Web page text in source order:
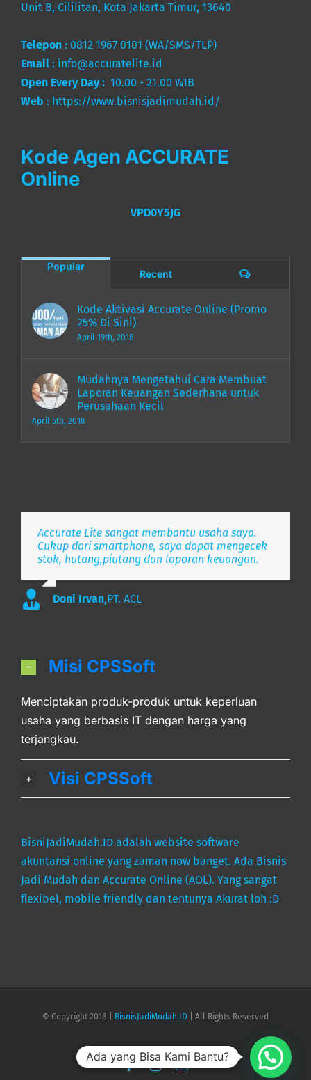
Unit B, Cililitan, Kota Jakarta Timur, 13640
Telepon : 0812 1967 0101 (WA/SMS/TLP)
Email : info@accuratelite.id
Open Every Day : 10.00 - 21.00 WIB
Web : https://www.bisnisjadimudah.id/
Kode Agen ACCURATE
Online
VPD0Y5JG
Popular
Recent Comments
Kode Aktivasi Accurate Online (Promo
25% Di Sini)
April 19th, 2018
Mudahnya Mengetahui Cara Membuat
Laporan Keuangan Sederhana untuk
Perusahaan Kecil
April 5th, 2018
Accurate Lite sangat membantu usaha saya.
Cukup dari smartphone, saya dapat mengecek
stok, hutang,piutang dan laporan keuangan.
Doni Irvan,PT. ACL
Aplikasi pembukuan Zaman Now, i’m Happy.
Simpel, Mobile Friendly, Realtime.
Misi CPSSoft
Menciptakan produk-produk untuk keperluan
usaha yang berbasis IT dengan harga yang
terjangkau.
Visi CPSSoft
BisniJadiMudah.ID adalah website software
akuntansi online yang zaman now banget. Ada Bisnis
Jadi Mudah dan Accurate Online (AOL). Yang sangat
flexibel, mobile friendly dan tentunya Akurat loh :D
© Copyright 2018 | BisnisJadiMudah.ID | All Rights Reserved
FacebookInstagram
Email
Ada yang Bisa Kami Bantu?